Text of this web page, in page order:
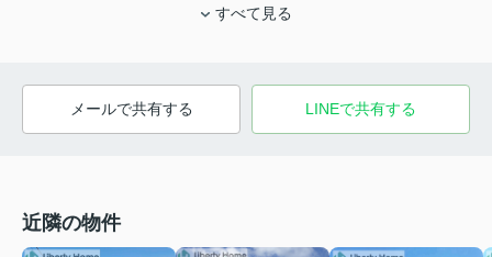
すべて見る
メールで共有する LINEで共有する
近隣の物件